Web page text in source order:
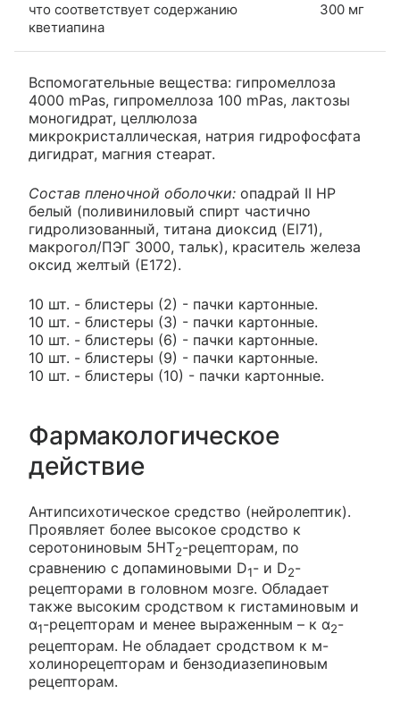
что соответствует содержанию
кветиапина
300 мг
Вспомогательные вещества: гипромеллоза
4000 mPas, гипромеллоза 100 mPas, лактозы
моногидрат, целлюлоза
микрокристаллическая, натрия гидрофосфата
дигидрат, магния стеарат.
Состав пленочной оболочки: опадрай II НР
белый (поливиниловый спирт частично
гидролизованный, титана диоксид (El71),
макрогол/ПЭГ 3000, тальк), краситель железа
оксид желтый (Е172).
10 шт. - блистеры (2) - пачки картонные.
10 шт. - блистеры (3) - пачки картонные.
10 шт. - блистеры (6) - пачки картонные.
10 шт. - блистеры (9) - пачки картонные.
10 шт. - блистеры (10) - пачки картонные.
Фармакологическое
действие
Антипсихотическое средство (нейролептик).
Проявляет более высокое сродство к
серотониновым 5HT2-рецепторам, по
сравнению с допаминовыми D1- и D2-
рецепторами в головном мозге. Обладает
также высоким сродством к гистаминовым и
α1-рецепторам и менее выраженным – к α2-
рецепторам. Не обладает сродством к м-
холинорецепторам и бензодиазепиновым
рецепторам.